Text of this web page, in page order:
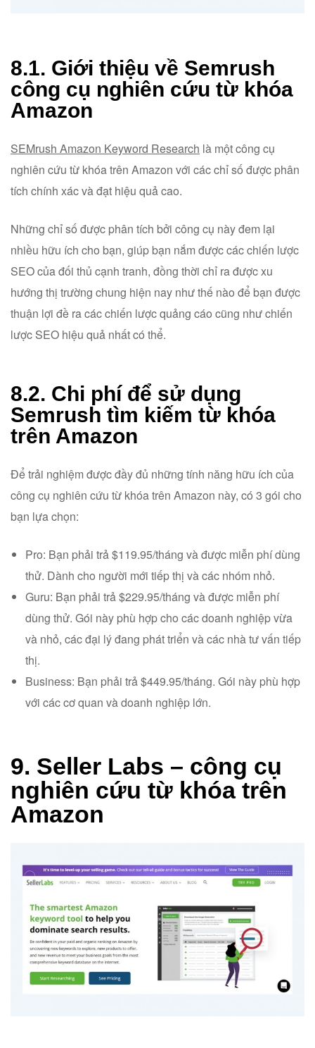
8.1. Giới thiệu về Semrush
công cụ nghiên cứu từ khóa
Amazon
SEMrush Amazon Keyword Research là một công cụ
nghiên cứu từ khóa trên Amazon với các chỉ số được phân
tích chính xác và đạt hiệu quả cao.
Những chỉ số được phân tích bởi công cụ này đem lại
nhiều hữu ích cho bạn, giúp bạn nắm được các chiến lược
SEO của đối thủ cạnh tranh, đồng thời chỉ ra được xu
hướng thị trường chung hiện nay như thế nào để bạn được
thuận lợi đề ra các chiến lược quảng cáo cũng như chiến
lược SEO hiệu quả nhất có thể.
8.2. Chi phí để sử dụng
Semrush tìm kiếm từ khóa
trên Amazon
Để trải nghiệm được đầy đủ những tính năng hữu ích của
công cụ nghiên cứu từ khóa trên Amazon này, có 3 gói cho
bạn lựa chọn:
Pro: Bạn phải trả $119.95/tháng và được miễn phí dùng
thử. Dành cho người mới tiếp thị và các nhóm nhỏ.
Guru: Bạn phải trả $229.95/tháng và được miễn phí
dùng thử. Gói này phù hợp cho các doanh nghiệp vừa
và nhỏ, các đại lý đang phát triển và các nhà tư vấn tiếp
thị.
Business: Bạn phải trả $449.95/tháng. Gói này phù hợp
với các cơ quan và doanh nghiệp lớn.
9. Seller Labs – công cụ
nghiên cứu từ khóa trên
Amazon